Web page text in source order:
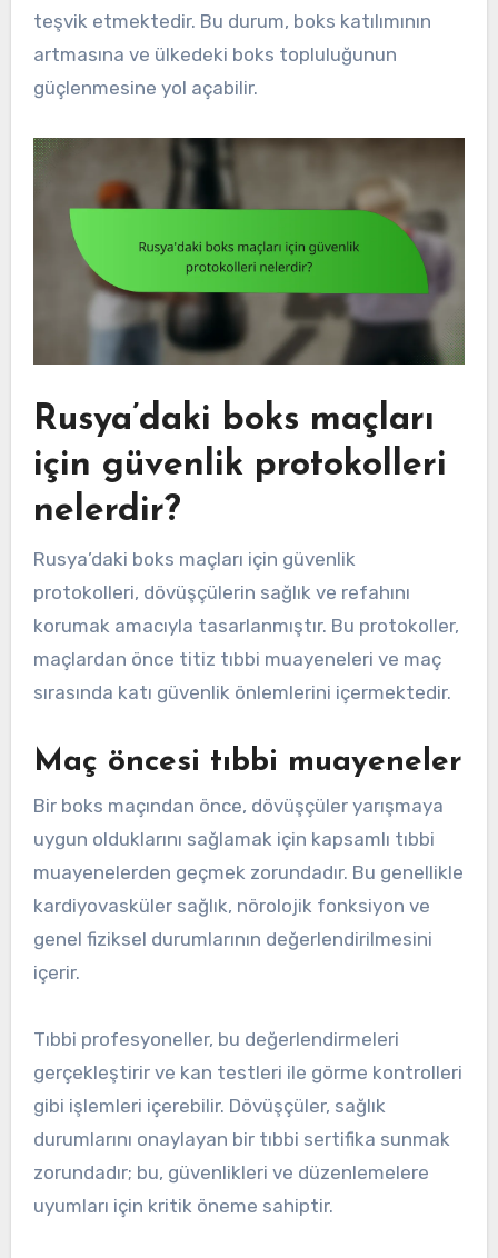
teşvik etmektedir. Bu durum, boks katılımının
artmasına ve ülkedeki boks topluluğunun
güçlenmesine yol açabilir.
Rusya’daki boks maçları
için güvenlik protokolleri
nelerdir?
Rusya’daki boks maçları için güvenlik
protokolleri, dövüşçülerin sağlık ve refahını
korumak amacıyla tasarlanmıştır. Bu protokoller,
maçlardan önce titiz tıbbi muayeneleri ve maç
sırasında katı güvenlik önlemlerini içermektedir.
Maç öncesi tıbbi muayeneler
Bir boks maçından önce, dövüşçüler yarışmaya
uygun olduklarını sağlamak için kapsamlı tıbbi
muayenelerden geçmek zorundadır. Bu genellikle
kardiyovasküler sağlık, nörolojik fonksiyon ve
genel fiziksel durumlarının değerlendirilmesini
içerir.
Tıbbi profesyoneller, bu değerlendirmeleri
gerçekleştirir ve kan testleri ile görme kontrolleri
gibi işlemleri içerebilir. Dövüşçüler, sağlık
durumlarını onaylayan bir tıbbi sertifika sunmak
zorundadır; bu, güvenlikleri ve düzenlemelere
uyumları için kritik öneme sahiptir.